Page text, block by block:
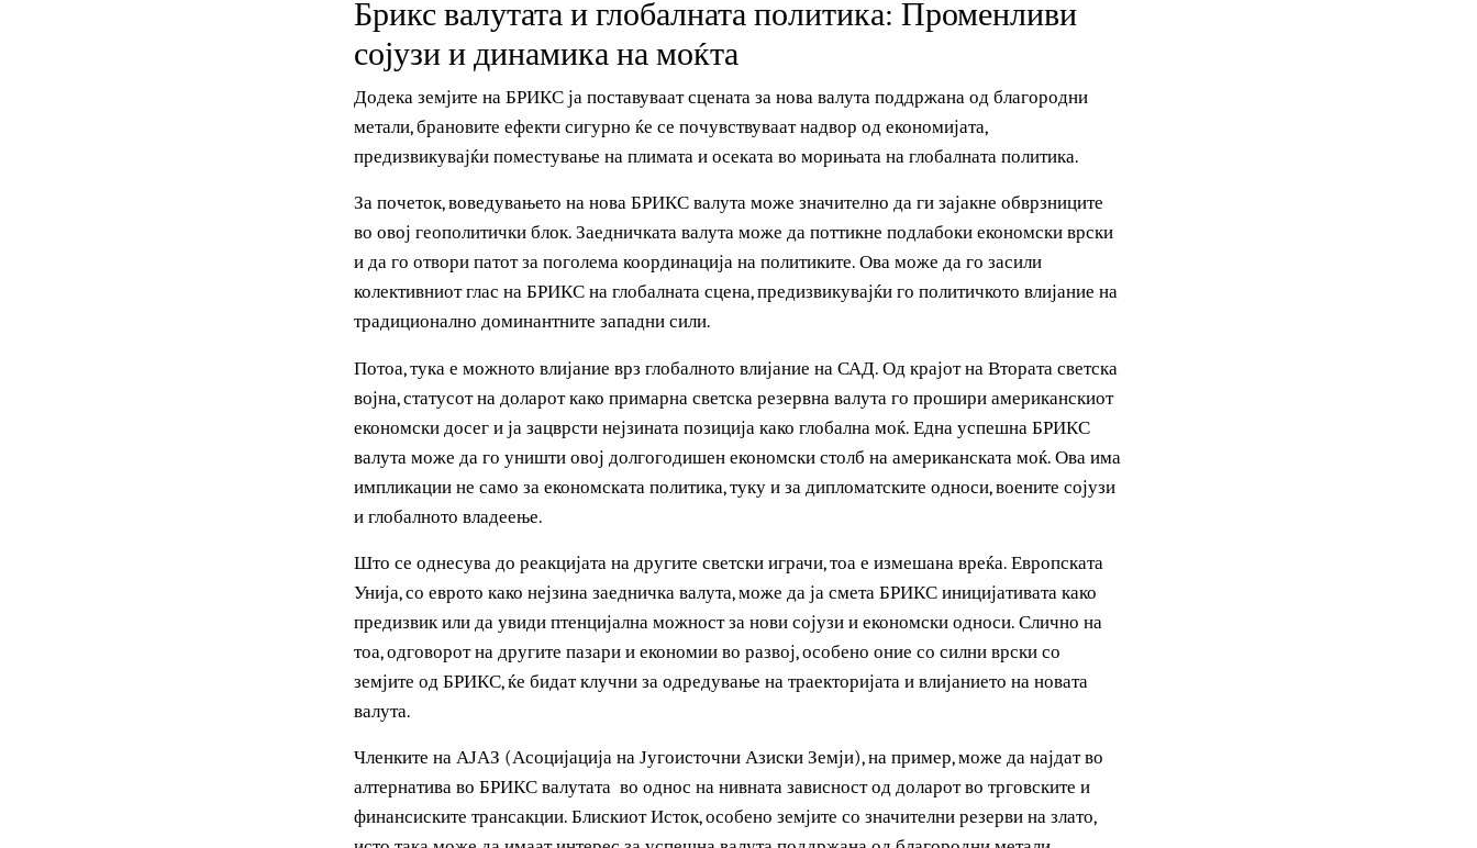
Предлогот е храбар и амбициозен, неговиот успех е далеку од загарантиран. Едно е да се
објави нова валута, но сосема друго е да се натераат другите земји да ја прифатат и користат,
особено во свет каде што американскиот долар е толку вкоренет.
Брикс валутата и глобалната политика: Променливи
сојузи и динамика на моќта
Додека земјите на БРИКС ја поставуваат сцената за нова валута поддржана од благородни
метали, брановите ефекти сигурно ќе се почувствуваат надвор од економијата,
предизвикувајќи поместување на плимата и осеката во морињата на глобалната политика.
За почеток, воведувањето на нова БРИКС валута може значително да ги зајакне обврзниците
и да го отвори патот за поголема координација на политиките. Ова може да го засили
колективниот глас на БРИКС на глобалната сцена, предизвикувајќи го политичкото влијание на
традиционално доминантните западни сили.
Потоа, тука е можното влијание врз глобалното влијание на САД. Од крајот на Втората светска
војна, статусот на доларот како примарна светска резервна валута го прошири американскиот
економски досег и ја зацврсти нејзината позиција како глобална моќ. Една успешна БРИКС
валута може да го уништи овој долгогодишен економски столб на американската моќ. Ова има
импликации не само за економската политика, туку и за дипломатските односи, воените сојузи
и глобалното владеење.
предизвик или да увиди птенцијална можност за нови сојузи и економски односи. Слично на
тоа, одговорот на другите пазари и економии во развој, особено оние со силни врски со
земјите од БРИКС, ќе бидат клучни за одредување на траекторијата и влијанието на новата